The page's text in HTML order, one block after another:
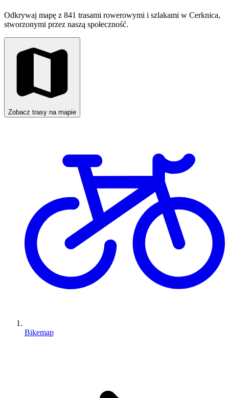
Odkrywaj mapę z 841 trasami rowerowymi i szlakami w Cerknica,
stworzonymi przez naszą społeczność.
Zobacz trasy na mapie
Bikemap